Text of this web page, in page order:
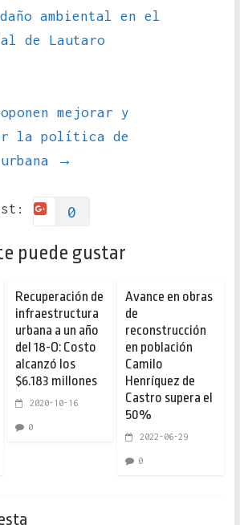
ambiental en el
de Lautaro
mejorar y
la política de
→
0
puede gustar
Recuperación de
infraestructura
urbana a un año
del 18-O: Costo
alcanzó los
$6.183 millones
2020-10-16
0
Avance en obras
de
reconstrucción
en población
Camilo
Henríquez de
Castro supera el
50%
2022-06-29
0